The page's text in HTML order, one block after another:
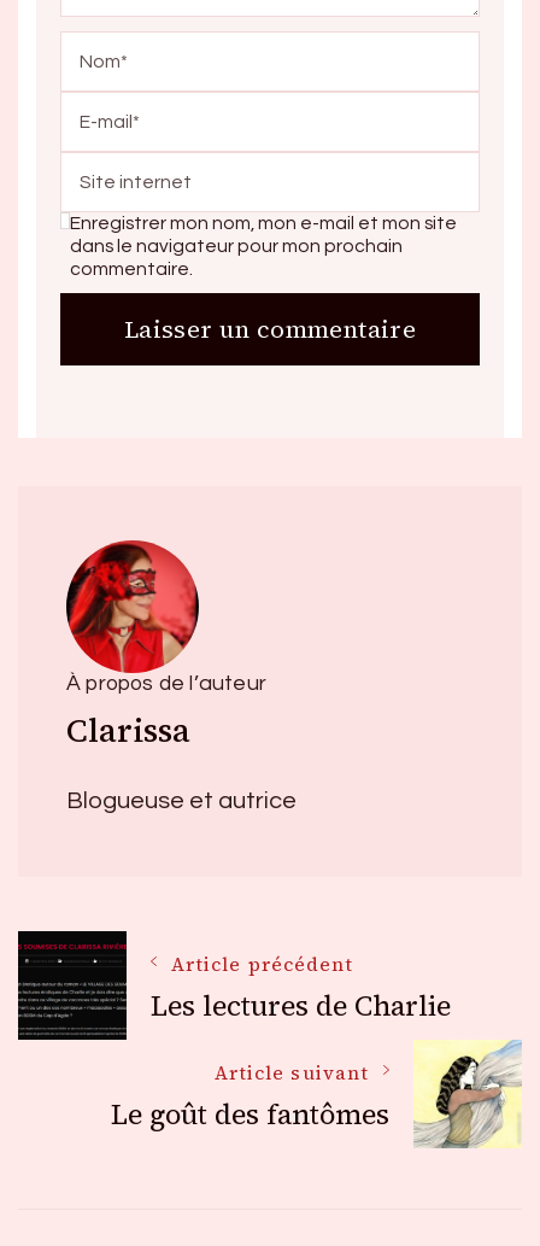
Enregistrer mon nom, mon e-mail et mon site
dans le navigateur pour mon prochain
commentaire.
À propos de l’auteur
Clarissa
Blogueuse et autrice
Navigation
des
articles
Article précédent
Les lectures de Charlie
Article suivant
Le goût des fantômes